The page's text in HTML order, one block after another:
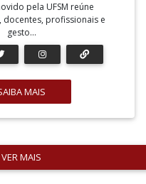
pela UFSM reúne
docentes, profissionais e
gesto...
MAIS
VER MAIS